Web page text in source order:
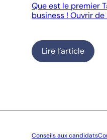
Que est le premier
business ! Ouvrir
Lire l’article
Conseils aux candidats